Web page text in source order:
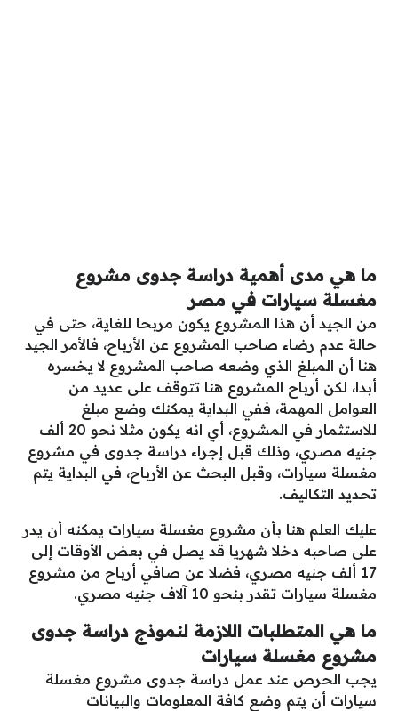
ما هي مدى أهمية دراسة جدوى مشروع
مغسلة سيارات في مصر
من الجيد أن هذا المشروع يكون مربحا للغاية، حتى في
حالة عدم رضاء صاحب المشروع عن الأرباح، فالأمر الجيد
هنا أن المبلغ الذي وضعه صاحب المشروع لا يخسره
أبدا، لكن أرباح المشروع هنا تتوقف على عديد من
العوامل المهمة، ففي البداية يمكنك وضع مبلغ
للاستثمار في المشروع، أي انه يكون مثلا نحو 20 ألف
جنيه مصري، وذلك قبل إجراء دراسة جدوى في مشروع
مغسلة سيارات، وقبل البحث عن الأرباح، في البداية يتم
تحديد التكاليف.
عليك العلم هنا بأن مشروع مغسلة سيارات يمكنه أن يدر
على صاحبه دخلا شهريا قد يصل في بعض الأوقات إلى
17 ألف جنيه مصري، فضلا عن صافي أرباح من مشروع
مغسلة سيارات تقدر بنحو 10 آلاف جنيه مصري.
ما هي المتطلبات اللازمة لنموذج دراسة جدوى
مشروع مغسلة سيارات
يجب الحرص عند عمل دراسة جدوى مشروع مغسلة
سيارات أن يتم وضع كافة المعلومات والبيانات